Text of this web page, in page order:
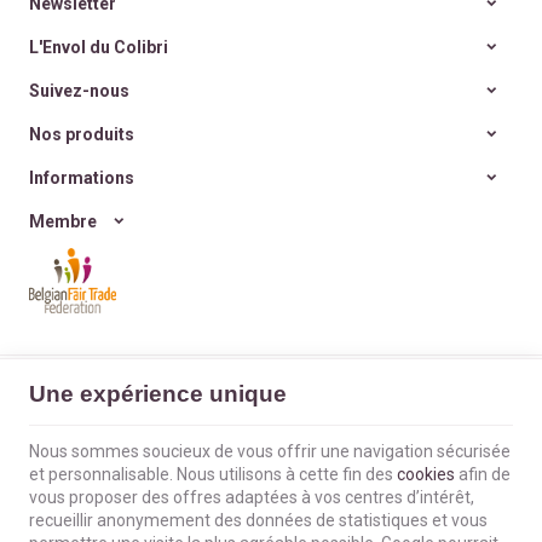
enfin du sens, porteurs de
Et si on retrouvait
excès ni culpabilité ?
efficaces et zéro déchet.
Newsletter
L'Envol du Colibri
Suivez-nous
Nos produits
Informations
Membre
L'Envol du Colibri | N° d'entreprise : BE0660802404 |
Contact |Conditions générales
© Copyright 2023-2026 -E-net Business, accélérateur d'e-commerce pour
commerçants, indépendants & PME
Une expérience unique
Nous sommes soucieux de vous offrir une navigation sécurisée
et personnalisable. Nous utilisons à cette fin des cookies afin de
vous proposer des offres adaptées à vos centres d’intérêt,
recueillir anonymement des données de statistiques et vous